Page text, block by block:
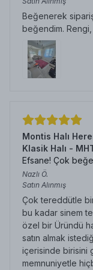
Beğenerek
beğendim.
Montis Halı
Klasik Halı -
Efsane! Çok
Nazlı Ö.
Satın Alınmış
Çok tereddütle
bu kadar sinem
özel bir Üründü
satın almak
içerisinde birisini
memnuniyetle